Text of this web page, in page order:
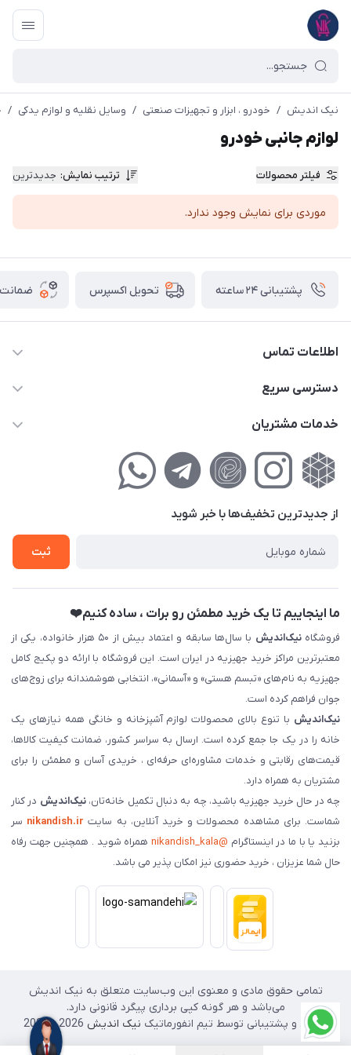
نیک اندیش / خودرو ، ابزار و تجهیزات صنعتی / وسایل نقلیه و لوازم یدکی /
لوازم جانبی خودرو
فیلتر محصولات ترتیب نمایش: جدیدترین
موردی برای نمایش وجود ندارد.
پشتیبانی ۲۴ ساعته تحویل اکسپرس ضمانت
اطلاعات تماس
02177111474
کوچه گلریز 4 غربی ، پلاک 13
دسترسی سریع
حساب کاربری
لیست محصولات
خدمات مشتریان
راهنمای‌خرید‌آنلاین
حریم خصوصی
فروش‌اقساطی
از جدید‌ترین تخفیف‌ها با‌ خبر شوید
ثبت
ما اینجاییم تا یک خرید مطمئن رو برات ، ساده کنیم❤️
فروشگاهنیک‌اندیش
با سال‌ها سابقه و اعتماد بیش از ۵۰ هزار خانواده، یکی از
معتبرترین مراکز خرید جهیزیه در ایران است. این فروشگاه با ارائه دو پکیج کامل
جهیزیه به نام‌های «تبسم هستی» و «آسمانی»، انتخابی هوشمندانه برای زوج‌های
جوان فراهم کرده است.
نیک‌اندیش با تنوع بالای محصولات لوازم آشپزخانه و خانگی همه نیازهای یک
خانه را در یک جا جمع کرده است. ارسال به سراسر کشور، ضمانت کیفیت کالاها،
قیمت‌های رقابتی و خدمات مشاوره‌ای حرفه‌ای ، خریدی آسان و مطمئن را برای
مشتریان به همراه دارد.
چه در حال خرید جهیزیه باشید، چه به دنبال تکمیل خانه‌تان،نیک‌اندیش در کنار
شماست. برای مشاهده محصولات و خرید آنلاین، به سایت nikandish.ir سر
بزنید یا با ما در اینستاگرام @nikandish_kala
همراه شوید . همچنین جهت رفاه
حال شما عزیزان ، خرید حضوری نیز امکان پذیر می باشد.
تمامی حقوق مادی و معنوی این وب‌سایت متعلق به نیک اندیش
می‌باشد و هر گونه کپی برداری پیگرد قانونی دارد.
طراحی و پشتیبانی توسط تیم انفورماتیک نیک اندیش 2026 - 2025